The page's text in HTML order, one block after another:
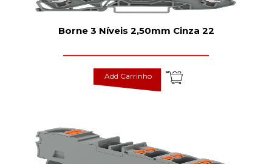
Borne 3 Níveis 2,50mm Cinza 22
Add Carrinho